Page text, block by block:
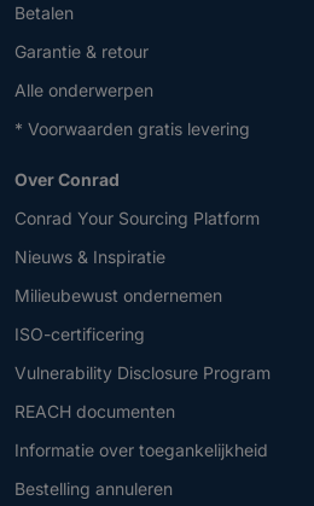
Betalen
Garantie & retour
Alle onderwerpen
* Voorwaarden gratis levering
Over Conrad
Conrad Your Sourcing Platform
Nieuws & Inspiratie
Milieubewust ondernemen
ISO-certificering
Vulnerability Disclosure Program
REACH documenten
Informatie over toegankelijkheid
Bestelling annuleren